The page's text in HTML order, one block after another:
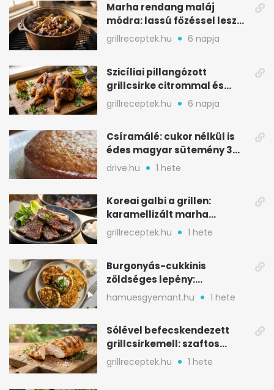
Marha rendang maláj
módra: lassú főzéssel lesz
igazán szaftos
grillreceptek.hu 6 napja
Szicíliai pillangózott
grillcsirke citrommal és
oregánóval
grillreceptek.hu 6 napja
Csíramálé: cukor nélkül is
édes magyar sütemény 3
alapanyagból
drive.hu 1 hete
Koreai galbi a grillen:
karamellizált marha
rövidborda gyorsan
grillreceptek.hu 1 hete
Burgonyás-cukkinis
zöldséges lepény:
aranybarna, szaftos, hús
nélkül is
hamuesgyemant.hu 1 hete
Sólével befecskendezett
grillcsirkemell: szaftos
marad, nem szárad ki
grillreceptek.hu 1 hete